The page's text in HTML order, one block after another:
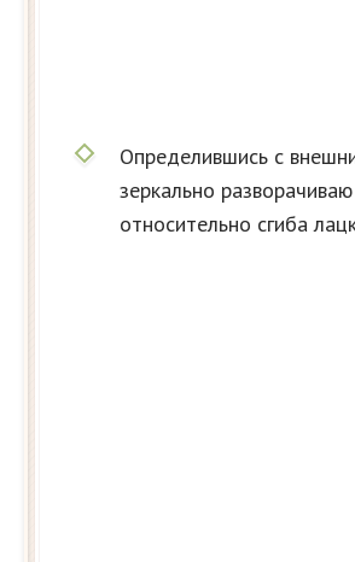
Определившись с
зеркально
относительно сгиба